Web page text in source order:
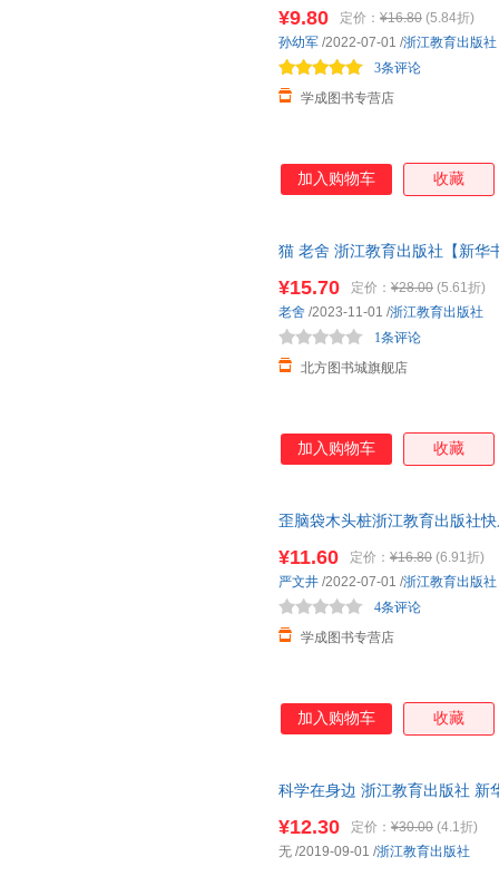
¥9.80 定价： ¥16.80 (5.84折)
学成图书专营店
3条评论
孙幼军 /2022-07-01 /浙江教育出版社
加入购物车 收藏
猫 老舍 浙江教育出版社【新华
¥15.70 定价： ¥28.00 (5.61折)
北方图书城旗舰店
1条评论
老舍 /2023-11-01 /浙江教育出版社
加入购物车 收藏
歪脑袋木头桩浙江教育出版社
¥11.60 定价： ¥16.80 (6.91折)
学成图书专营店
4条评论
严文井 /2022-07-01 /浙江教育出版社
加入购物车 收藏
科学在身边 浙江教育出版社 新
¥12.30 定价： ¥30.00 (4.1折)
无 /2019-09-01 /浙江教育出版社